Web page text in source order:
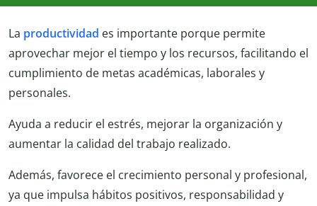
La productividad es importante porque permite
aprovechar mejor el tiempo y los recursos, facilitando el
cumplimiento de metas académicas, laborales y
personales.
Ayuda a reducir el estrés, mejorar la organización y
aumentar la calidad del trabajo realizado.
Además, favorece el crecimiento personal y profesional,
ya que impulsa hábitos positivos, responsabilidad y